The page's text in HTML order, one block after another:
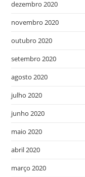
dezembro 2020
novembro 2020
outubro 2020
setembro 2020
agosto 2020
julho 2020
junho 2020
maio 2020
abril 2020
março 2020